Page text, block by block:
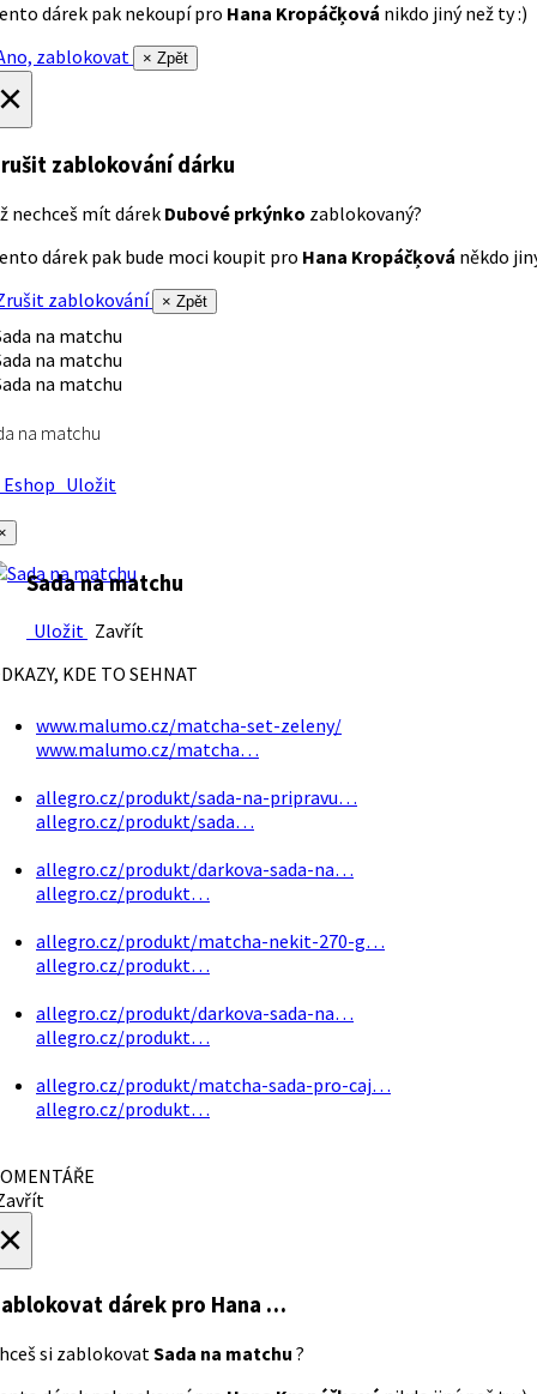
dárek pak nekoupí pro Hana Kropáčķová nikdo jiný než ty :)
zablokovat
× Zpět
zablokování dárku
nechceš mít dárek Dubové prkýnko zablokovaný?
dárek pak bude moci koupit pro Hana Kropáčķová někdo
zablokování
× Zpět
na matchu
Uložit
Sada na matchu
Uložit Zavřít
KDE TO SEHNAT
www.malumo.cz/matcha-set-zeleny/
www.malumo.cz/matcha…
allegro.cz/produkt/sada-na-pripravu…
allegro.cz/produkt/sada…
allegro.cz/produkt/darkova-sada-na…
allegro.cz/produkt…
allegro.cz/produkt/matcha-nekit-270-g…
allegro.cz/produkt…
allegro.cz/produkt/darkova-sada-na…
allegro.cz/produkt…
allegro.cz/produkt/matcha-sada-pro-caj…
allegro.cz/produkt…
dárek pro Hana …
si zablokovatSada na matchu ?